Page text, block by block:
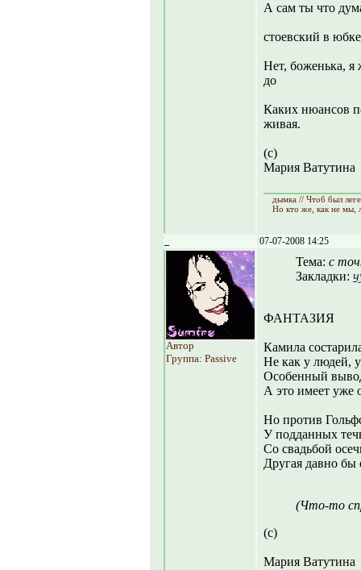
А сам ты что
стоевский в
Нет, боженька, я
до
Каких нюансов
живая.
(с)
Мария Ватутина
дымка // Чтоб был
Но кто же, как не мы,
07-07-2008 14:25
Автор
Группа: Passive
Тема: с
Закладки:
ФАНТАЗИЯ
Камила
Не как у людей,
Особенный
А это имеет уже
Но против
У подданных
Со свадьбой
Другая давно бы
(Что-то
(с)
Мария Ватутина